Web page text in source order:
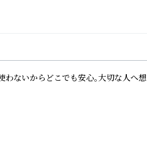
ないからどこでも安心。大切な人へ